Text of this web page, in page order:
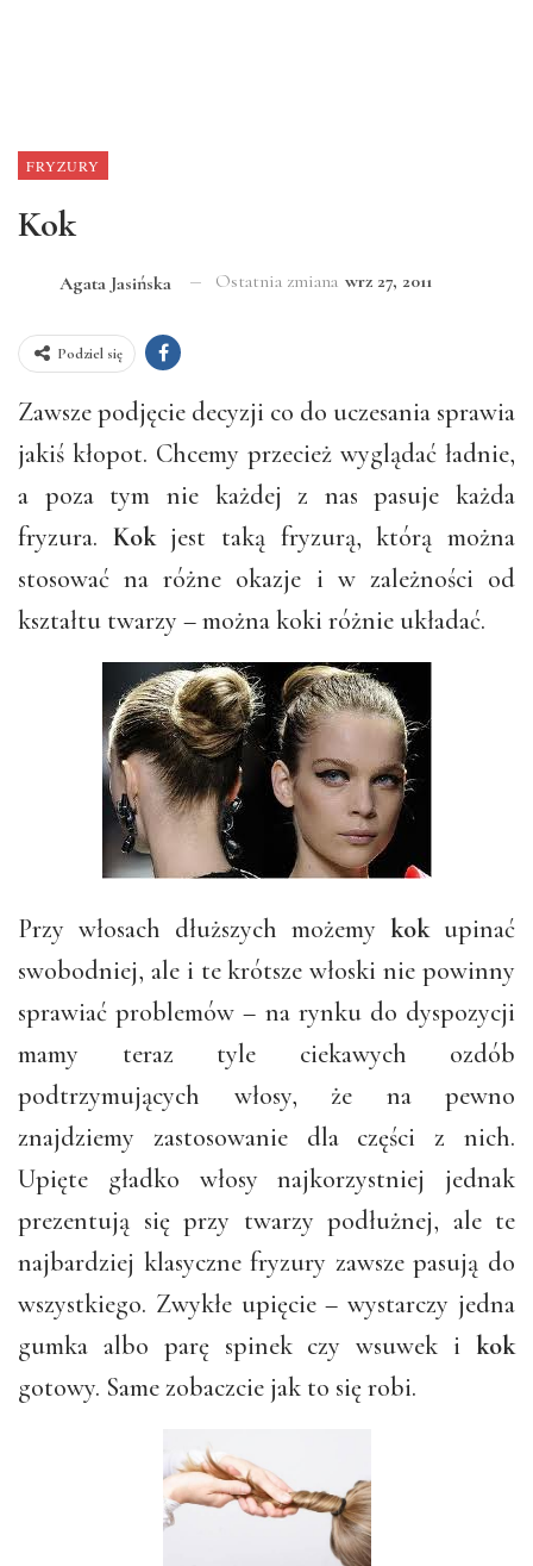
FRYZURY
Kok
Agata Jasińska Ostatnia zmiana wrz 27, 2011
Podziel się
Zawsze podjęcie decyzji co do uczesania sprawia
jakiś kłopot. Chcemy przecież wyglądać ładnie,
a poza tym nie każdej z nas pasuje każda
fryzura. Kokjest taką fryzurą, którą można
stosować na różne okazje i w zależności od
kształtu twarzy – można koki różnie układać.
Przy włosach dłuższych możemy kokupinać
swobodniej, ale i te krótsze włoski nie powinny
sprawiać problemów – na rynku do dyspozycji
mamy teraz tyle ciekawych ozdób
podtrzymujących włosy, że na pewno
znajdziemy zastosowanie dla części z nich.
Upięte gładko włosy najkorzystniej jednak
prezentują się przy twarzy podłużnej, ale te
najbardziej klasyczne fryzury zawsze pasują do
wszystkiego. Zwykłe upięcie – wystarczy jedna
gumka albo parę spinek czy wsuwek i kok
gotowy. Same zobaczcie jak to się robi.